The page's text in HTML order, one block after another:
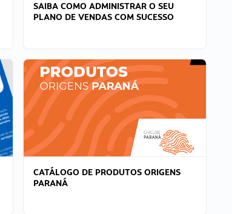
SAIBA COMO ADMINISTRAR O SEU
PLANO DE VENDAS COM SUCESSO
CATÁLOGO DE PRODUTOS ORIGENS
PARANÁ